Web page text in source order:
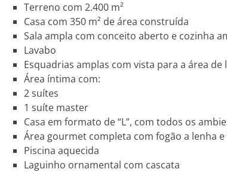
Terreno com 2.400 m²
Casa com 350 m² de área construída
Sala ampla com conceito aberto e cozinha
Lavabo
Esquadrias amplas com vista para a área
Área íntima com:
2 suítes
1 suíte master
Casa em formato de “L”, com todos os
Área gourmet completa com fogão a lenha
Piscina aquecida
Laguinho ornamental com cascata